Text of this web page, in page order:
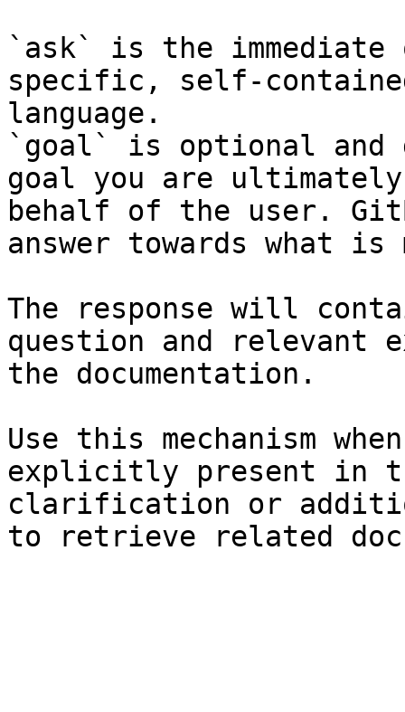
`ask` is the
specific, self-
language.
`goal` is optional and
goal you are
behalf of the user.
answer towards what
The response will
question and relevant
the documentation.
Use this mechanism
explicitly present in
clarification or